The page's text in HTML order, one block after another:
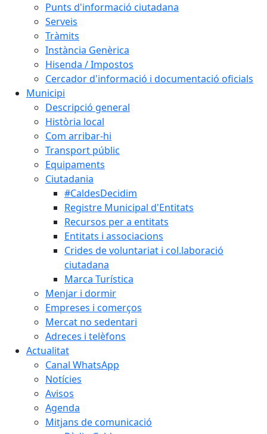
Punts d'informació ciutadana
Serveis
Tràmits
Instància Genèrica
Hisenda / Impostos
Cercador d'informació i documentació oficials
Municipi
Descripció general
Història local
Com arribar-hi
Transport públic
Equipaments
Ciutadania
#CaldesDecidim
Registre Municipal d'Entitats
Recursos per a entitats
Entitats i associacions
Crides de voluntariat i col.laboració
ciutadana
Marca Turística
Menjar i dormir
Empreses i comerços
Mercat no sedentari
Adreces i telèfons
Actualitat
Canal WhatsApp
Notícies
Avisos
Agenda
Mitjans de comunicació